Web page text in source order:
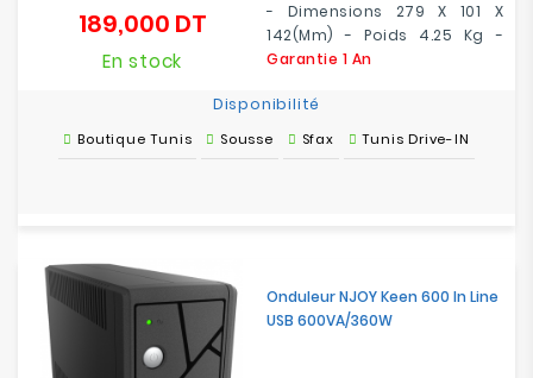
- Dimensions 279 X 101 X
142(mm) -Poids 4.25 Kg
-
Garantie 1 An
189,000 DTPrix
En stock
Disponibilité
Boutique Tunis Sousse Sfax Tunis Drive-IN
Onduleur NJOY Keen 600 In Line
USB 600VA/360W